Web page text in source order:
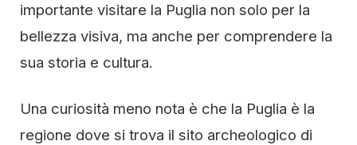
importante visitare la Puglia non solo per la
bellezza visiva, ma anche per comprendere la
sua storia e cultura.
Una curiosità meno nota è che la Puglia è la
regione dove si trova il sito archeologico di